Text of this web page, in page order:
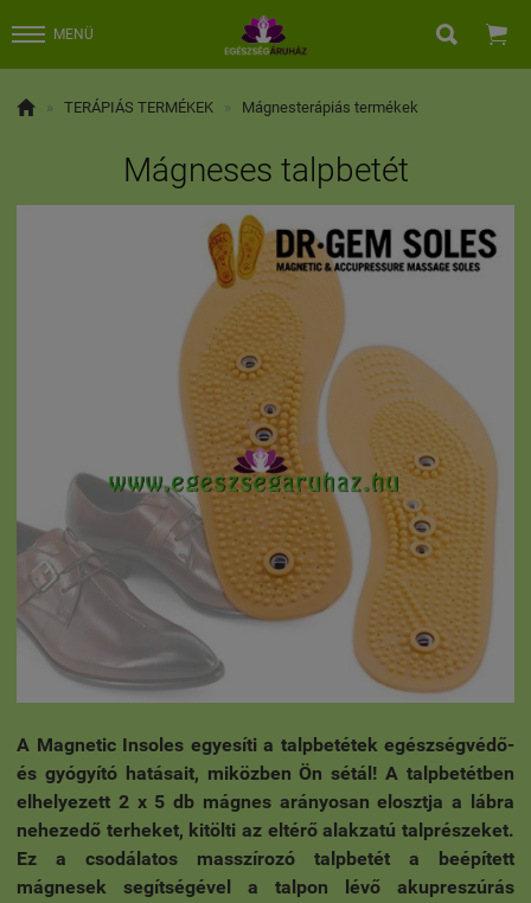
MENÜ  
 » TERÁPIÁS TERMÉKEK » Mágnesterápiás termékek
Mágneses talpbetét
A Magnetic Insoles egyesíti a talpbetétek egészségvédő-
és gyógyító hatásait, miközben Ön sétál! A talpbetétben
elhelyezett 2 x 5 db mágnes arányosan elosztja a lábra
nehezedő terheket, kitölti az eltérő alakzatú talprészeket.
Ez a csodálatos masszírozó talpbetét a beépített
mágnesek segítségével a talpon lévő akupreszúrás